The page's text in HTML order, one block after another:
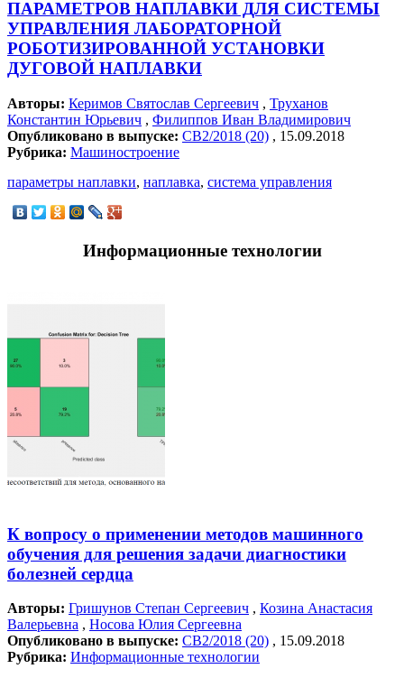
ПАРАМЕТРОВ НАПЛАВКИ ДЛЯ СИCТЕМЫ
УПРАВЛЕНИЯ ЛАБОРАТОРНОЙ
РОБОТИЗИРОВАННОЙ УСТАНОВКИ
ДУГОВОЙ НАПЛАВКИ
Авторы: Керимов Святослав Сергеевич , Труханов
Константин Юрьевич , Филиппов Иван Владимирович
Опубликовано в выпуске: СВ2/2018 (20) , 15.09.2018
Рубрика: Машиностроение
параметры наплавки, наплавка, система управления
Информационные технологии
К вопросу о применении методов машинного
обучения для решения задачи диагностики
болезней сердца
Авторы: Гришунов Степан Сергеевич , Козина Анастасия
Валерьевна , Носова Юлия Сергеевна
Опубликовано в выпуске: СВ2/2018 (20) , 15.09.2018
Рубрика: Информационные технологии